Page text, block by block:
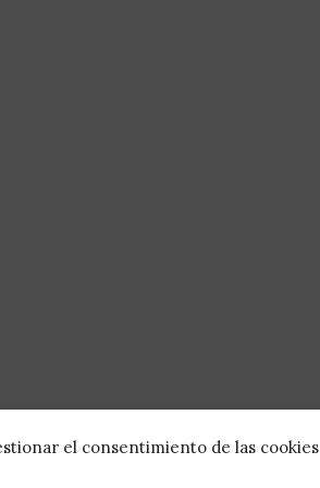
el consentimiento de las cookies